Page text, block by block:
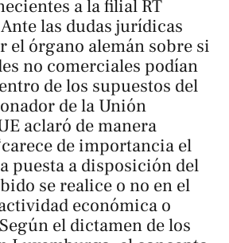
a la filial RT
las dudas jurídicas
el órgano alemán sobre si
no comerciales podían
de los supuestos del
de la Unión
aclaró de manera
de importancia el
puesta a disposición del
se realice o no en el
económica o
el dictamen de los